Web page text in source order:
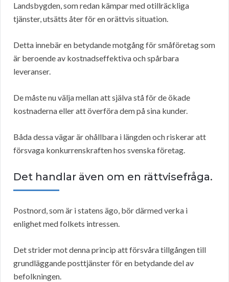
Landsbygden, som redan kämpar med otillräckliga
tjänster, utsätts åter för en orättvis situation.
Detta innebär en betydande motgång för småföretag som
är beroende av kostnadseffektiva och spårbara
leveranser.
De måste nu välja mellan att själva stå för de ökade
kostnaderna eller att överföra dem på sina kunder.
Båda dessa vägar är ohållbara i längden och riskerar att
försvaga konkurrenskraften hos svenska företag.
Det handlar även om en rättvisefråga.
Postnord, som är i statens ägo, bör därmed verka i
enlighet med folkets intressen.
Det strider mot denna princip att försvåra tillgången till
grundläggande posttjänster för en betydande del av
befolkningen.